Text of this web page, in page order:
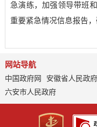
急演练，加强领导带班
重要紧急情况信息报告
网站导航
中国政府网
安徽省人民政府
六安市人民政府